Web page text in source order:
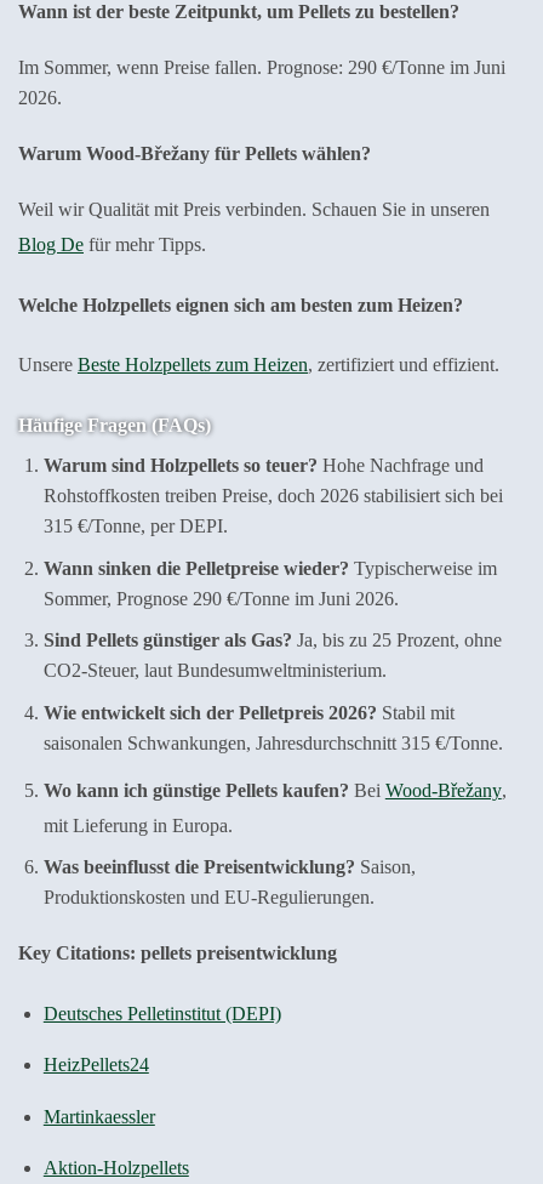
Wann ist der beste Zeitpunkt, um Pellets zu bestellen?
Im Sommer, wenn Preise fallen. Prognose: 290 €/Tonne im Juni
2026.
Warum Wood-Břežany für Pellets wählen?
Weil wir Qualität mit Preis verbinden. Schauen Sie in unseren
Blog De für mehr Tipps.
Welche Holzpellets eignen sich am besten zum Heizen?
Unsere Beste Holzpellets zum Heizen, zertifiziert und effizient.
Häufige Fragen (FAQs)
Warum sind Holzpellets so teuer? Hohe Nachfrage und
Rohstoffkosten treiben Preise, doch 2026 stabilisiert sich bei
315 €/Tonne, per DEPI.
Wann sinken die Pelletpreise wieder? Typischerweise im
Sommer, Prognose 290 €/Tonne im Juni 2026.
Sind Pellets günstiger als Gas? Ja, bis zu 25 Prozent, ohne
CO2-Steuer, laut Bundesumweltministerium.
Wie entwickelt sich der Pelletpreis 2026? Stabil mit
saisonalen Schwankungen, Jahresdurchschnitt 315 €/Tonne.
Wo kann ich günstige Pellets kaufen? Bei Wood-Břežany,
mit Lieferung in Europa.
Was beeinflusst die Preisentwicklung? Saison,
Produktionskosten und EU-Regulierungen.
Key Citations: pellets preisentwicklung
Deutsches Pelletinstitut (DEPI)
HeizPellets24
Martinkaessler
Aktion-Holzpellets